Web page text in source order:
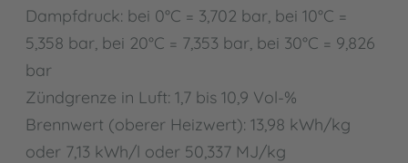
Dampfdruck: bei 0°C = 3,702 bar, bei 10°C =
5,358 bar, bei 20°C = 7,353 bar, bei 30°C = 9,826
bar
Zündgrenze in Luft: 1,7 bis 10,9 Vol-%
Brennwert (oberer Heizwert): 13,98 kWh/kg
oder 7,13 kWh/l oder 50,337 MJ/kg